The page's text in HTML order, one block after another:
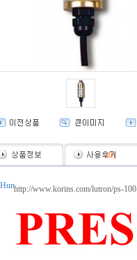
(0)
http://www.korins.com/lutron/ps-